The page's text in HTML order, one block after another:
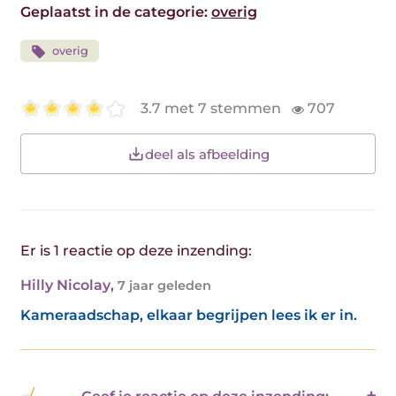
Geplaatst in de categorie: overig
overig
3.7 met 7 stemmen 707
deel als afbeelding
Er is 1 reactie op deze inzending:
Hilly Nicolay, 7 jaar geleden
Kameraadschap, elkaar begrijpen lees ik er in.